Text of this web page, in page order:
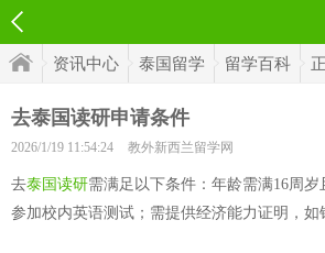
资讯中心 泰国留学 留学百科
去泰国读研申请条件
2026/1/19 11:54:24 教外新西兰留学网
去泰国读研需满足以下条件：年龄需满16周
参加校内英语测试；需提供经济能力证明，